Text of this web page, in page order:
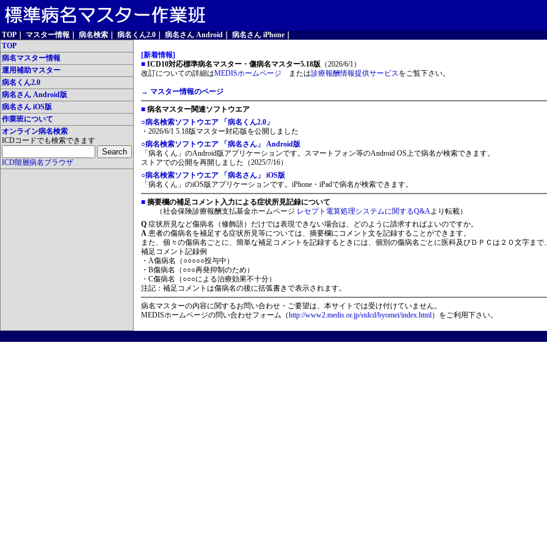
TOP マスター情報 病名検索 病名くん2.0 病名さん Android 病名さん iPhone
TOP
病名マスター情報
運用補助マスター
病名くん2.0
病名さん Android版
病名さん iOS版
作業班について
オンライン病名検索
ICDコードでも検索できます
ICD階層病名ブラウザ
[新着情報]
■ ICD10対応標準病名マスター・傷病名マスター5.18版 （2026/6/1）
改訂についての詳細はMEDISホームページ または診療報酬情報提供サービスをご覧下さい。
→ マスター情報のページ
■ 病名マスター関連ソフトウエア
○病名検索ソフトウエア 「病名くん2.0」
・2026/6/1 5.18版マスター対応版を公開しました
○病名検索ソフトウエア 「病名さん」 Android版
「病名くん」のAndroid版アプリケーションです。スマートフォン等のAndroid OS上で病名が検索できます。
ストアでの公開を再開しました（2025/7/16）
○病名検索ソフトウエア 「病名さん」 iOS版
「病名くん」のiOS版アプリケーションです。iPhone・iPadで病名が検索できます。
■ 摘要欄の補足コメント入力による症状所見記録について
（社会保険診療報酬支払基金ホームページ レセプト電算処理システムに関するQ&Aより転載）
Q 症状所見など傷病名（修飾語）だけでは表現できない場合は、どのように請求すればよいのですか。
A 患者の傷病名を補足する症状所見等については、摘要欄にコメント文を記録することができます。
また、個々の傷病名ごとに、簡単な補足コメントを記録するときには、個別の傷病名ごとに医科及びＤＰＣは２０文字まで
補足コメント記録例
・A傷病名（○○○○○投与中）
・B傷病名（○○○再発抑制のため）
・C傷病名（○○○による治療効果不十分）
注記：補足コメントは傷病名の後に括弧書きで表示されます。
病名マスターの内容に関するお問い合わせ・ご要望は、本サイトでは受け付けていません。
MEDISホームページの問い合わせフォーム（http://www2.medis.or.jp/stdcd/byomei/index.html）をご利用下さい。